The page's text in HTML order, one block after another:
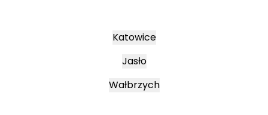
Katowice
Jasło
Wałbrzych